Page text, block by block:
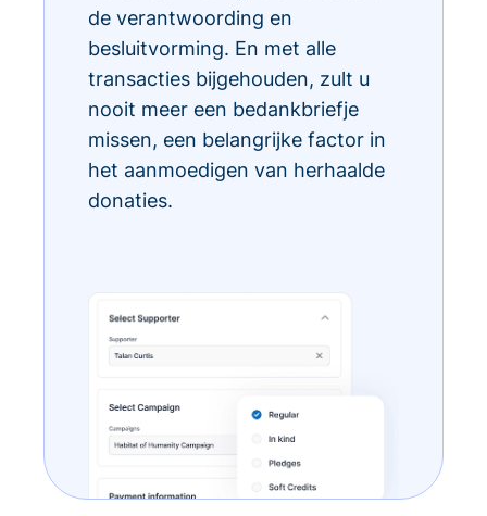
de verantwoording en
besluitvorming. En met alle
transacties bijgehouden, zult u
nooit meer een bedankbriefje
missen, een belangrijke factor in
het aanmoedigen van herhaalde
donaties.